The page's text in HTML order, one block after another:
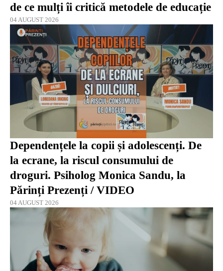
de ce mulți îi critică metodele de educație
04 AUGUST 2026
Dependențele la copii și adolescenți. De
la ecrane, la riscul consumului de
droguri. Psiholog Monica Sandu, la
Părinți Prezenți / VIDEO
04 AUGUST 2026